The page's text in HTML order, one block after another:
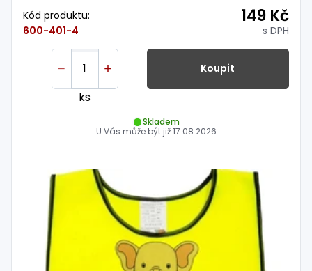
Kód produktu:
600-401-4
149 Kč
s DPH
ks
Koupit
Skladem
U Vás může být již17.08.2026